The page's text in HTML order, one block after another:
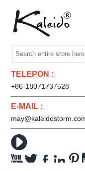
TELEPON :
+86-18071737528
E-MAIL :

   